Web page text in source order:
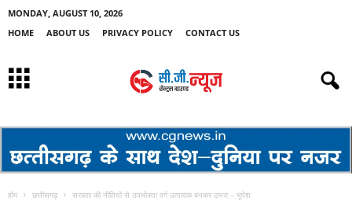
MONDAY, AUGUST 10, 2026
HOME
ABOUT US PRIVACY POLICY CONTACT US
होम छत्तीसगढ़ सरकार की नीतियों से उपभोक्ता वर्ग उत्पादक बनकर उभरा – भूपेश